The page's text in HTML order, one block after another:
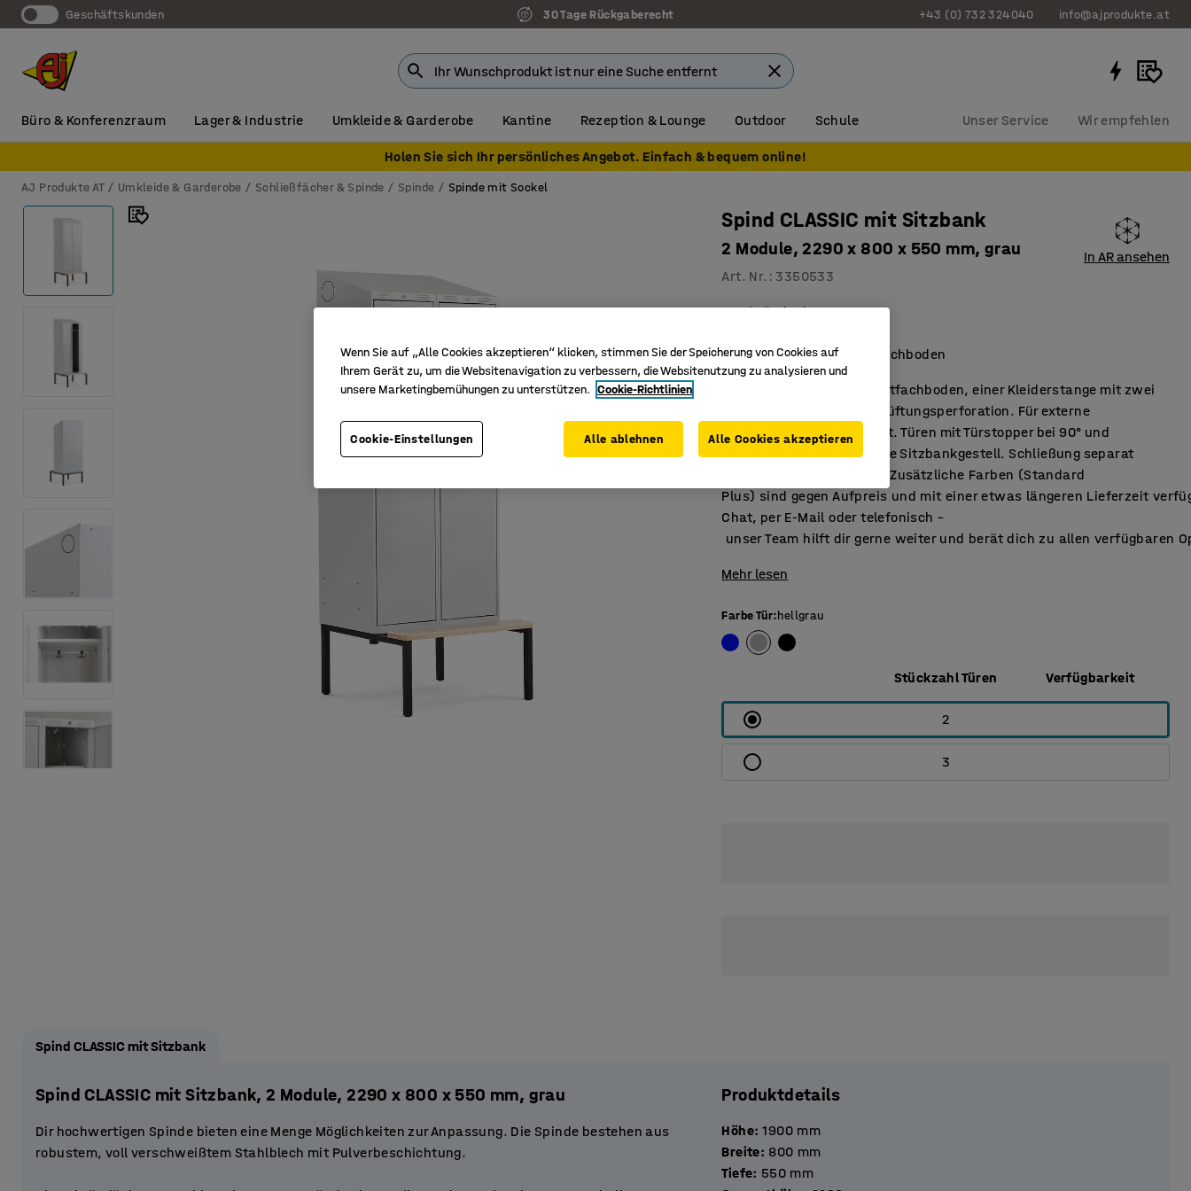
Geschäftskunden 30 Tage Rückgaberecht +43 (0) 732 324040 info@ajprodukte.at
Büro & Konferenzraum Lager & Industrie Umkleide & Garderobe Kantine Rezeption & Lounge Outdoor Schule Unser Service Wir empfehlen
Holen Sie sich Ihr persönliches Angebot. Einfach & bequem online!
AJ Produkte AT Umkleide & Garderobe Schließfächer & Spinde Spinde Spinde mit Sockel
Spind CLASSIC mit Sitzbank
2 Module, 2290 x 800 x 550 mm, grau
Art. Nr. : 3350533
In AR ansehen
Schrägdach
Kleiderstange und Hutfachboden
Kleiderspind mit einem Hutfachboden, einer Kleiderstange mit zwei
Haken, Schrägdach und Lüftungsperforation. Für externe
Belüftungsanlage geeignet. Türen mit Türstopper bei 90° und
Gummidämpfern. Inklusive Sitzbankgestell. Schließung separat
erhältlich, siehe Zubehör. Zusätzliche Farben (Standard
Plus) sind gegen Aufpreis und mit einer etwas längeren Lieferzeit
Chat, per E-Mail oder telefonisch –
unser Team hilft dir gerne weiter und berät dich zu allen verfügbaren
Mehr lesen
Farbe Tür:hellgrau
Stückzahl Türen Verfügbarkeit
2
3
Spind CLASSIC mit Sitzbank
Spind CLASSIC mit Sitzbank, 2 Module, 2290 x 800 x 550 mm, grau
Dir hochwertigen Spinde bieten eine Menge Möglichkeiten zur Anpassung. Die Spinde bestehen aus
robustem, voll verschweißtem Stahlblech mit Pulverbeschichtung.
Produktdetails
Höhe: 1900 mm
Breite: 800 mm
Tiefe: 550 mm
Wenn Sie auf „Alle Cookies akzeptieren“ klicken, stimmen Sie der Speicherung von Cookies auf
Ihrem Gerät zu, um die Websitenavigation zu verbessern, die Websitenutzung zu analysieren und
unsere Marketingbemühungen zu unterstützen. Cookie-Richtlinien
Cookie-Einstellungen Alle ablehnen Alle Cookies akzeptieren